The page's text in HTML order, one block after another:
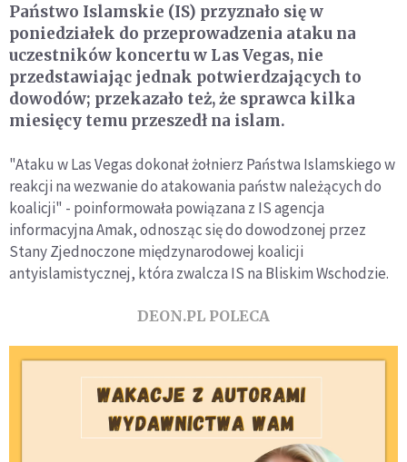
Państwo Islamskie (IS) przyznało się w
poniedziałek do przeprowadzenia ataku na
uczestników koncertu w Las Vegas, nie
przedstawiając jednak potwierdzających to
dowodów; przekazało też, że sprawca kilka
miesięcy temu przeszedł na islam.
"Ataku w Las Vegas dokonał żołnierz Państwa Islamskiego w
reakcji na wezwanie do atakowania państw należących do
koalicji" - poinformowała powiązana z IS agencja
informacyjna Amak, odnosząc się do dowodzonej przez
Stany Zjednoczone międzynarodowej koalicji
antyislamistycznej, która zwalcza IS na Bliskim Wschodzie.
DEON.PL POLECA